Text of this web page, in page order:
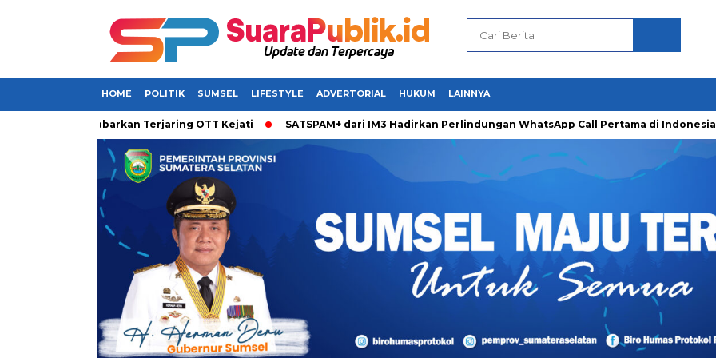
HOME POLITIK SUMSEL LIFESTYLE ADVERTORIAL HUKUM LAINNYA
Dikabarkan Terjaring OTT Kejati SATSPAM+ dari IM3 Hadirkan Perlindungan WhatsApp Call Pertama di Indonesia untuk